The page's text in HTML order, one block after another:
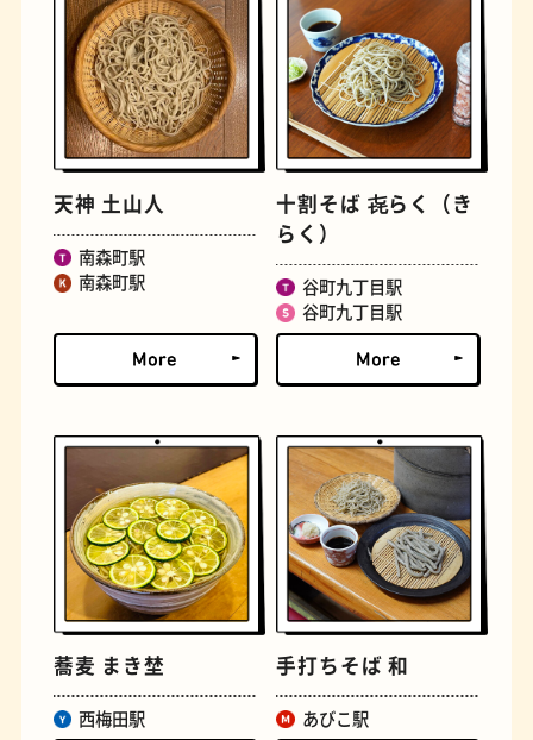
ジューススタンド たまごサンド
おにぎり
天神 土山人
南森町駅
南森町駅
十割そば 㐂らく（き
らく）
谷町九丁目駅
谷町九丁目駅
蕎麦 まき埜
西梅田駅
手打ちそば 和
あびこ駅